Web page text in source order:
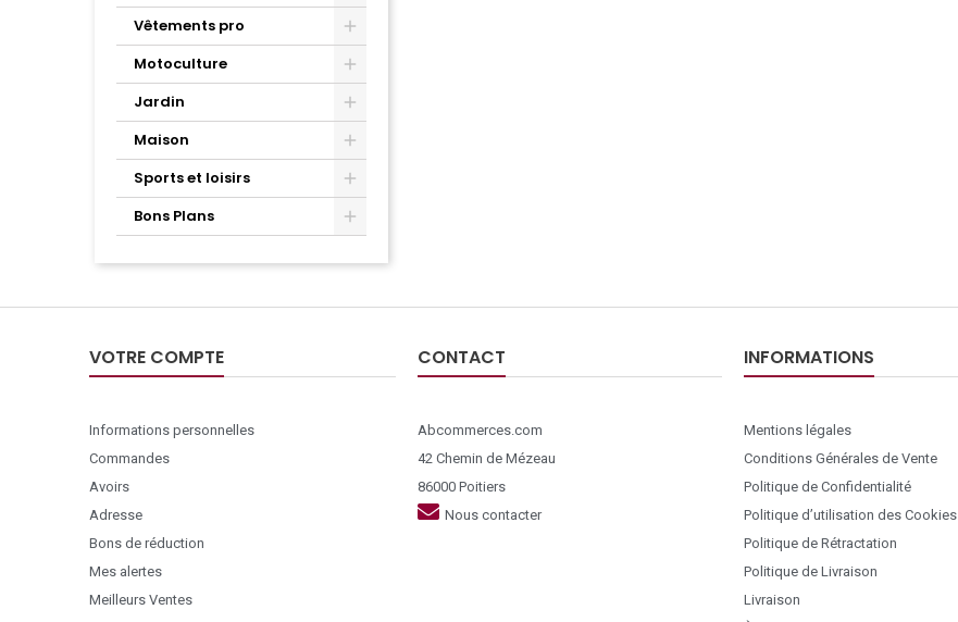
Vêtements pro
Motoculture
Jardin
Maison
Sports et loisirs
Bons Plans
VOTRE COMPTE
Informations personnelles
Commandes
Avoirs
Adresse
Bons de réduction
Mes alertes
Meilleurs Ventes
CONTACT
Abcommerces.com
42 Chemin de Mézeau
86000 Poitiers
Nous contacter
INFORMATIONS
Mentions légales
Conditions Générales de Vente
Politique de Confidentialité
Politique d’utilisation des Cookies
Politique de Rétractation
Politique de Livraison
Livraison